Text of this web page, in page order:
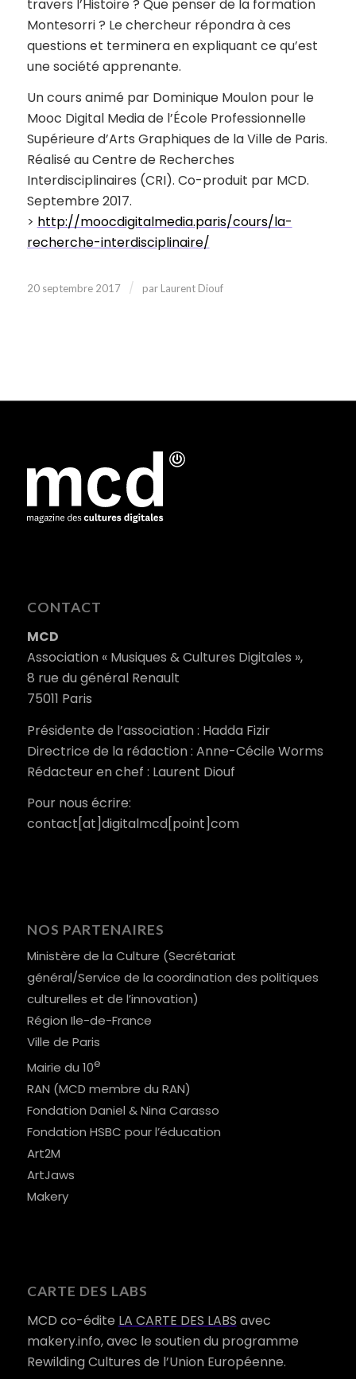
travers l’Histoire ? Que penser de la formation
Montesorri ? Le chercheur répondra à ces
questions et terminera en expliquant ce qu’est
une société apprenante.
Un cours animé par Dominique Moulon pour le
Mooc Digital Media de l’École Professionnelle
Supérieure d’Arts Graphiques de la Ville de Paris.
Réalisé au Centre de Recherches
Interdisciplinaires (CRI). Co-produit par MCD.
Septembre 2017.
> http://moocdigitalmedia.paris/cours/la-
recherche-interdisciplinaire/
20 septembre 2017 / par Laurent Diouf
CONTACT
MCD
Association « Musiques & Cultures Digitales »,
8 rue du général Renault
75011 Paris
Présidente de l’association : Hadda Fizir
Directrice de la rédaction : Anne-Cécile Worms
Rédacteur en chef : Laurent Diouf
Pour nous écrire:
contact[at]digitalmcd[point]com
NOS PARTENAIRES
Ministère de la Culture (Secrétariat
général/Service de la coordination des politiques
culturelles et de l’innovation)
Région Ile-de-France
Ville de Paris
Mairie du 10e
RAN (MCD membre du RAN)
Fondation Daniel & Nina Carasso
Fondation HSBC pour l’éducation
Art2M
ArtJaws
Makery
CARTE DES LABS
MCD co-édite LA CARTE DES LABS avec
makery.info, avec le soutien du programme
Rewilding Cultures de l’Union Européenne.